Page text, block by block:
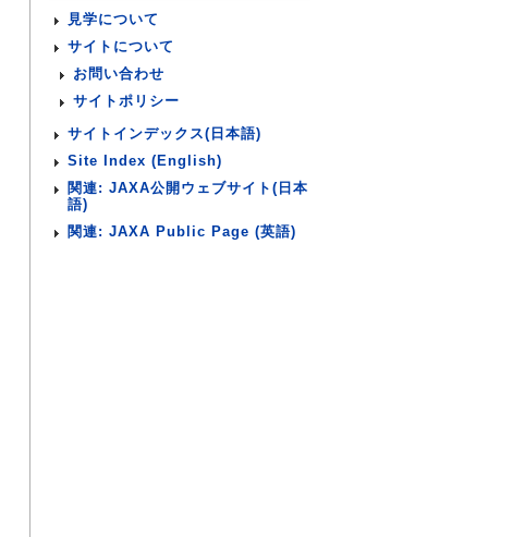
見学について
サイトについて
お問い合わせ
サイトポリシー
サイトインデックス(日本語)
Site Index (English)
関連: JAXA公開ウェブサイト(日本
語)
関連: JAXA Public Page (英語)